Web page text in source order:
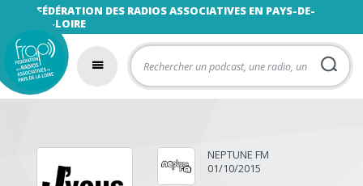
FÉDÉRATION DES RADIOS ASSOCIATIVES EN PAYS-DE-
LA-LOIRE
NEPTUNE FM
01/10/2015